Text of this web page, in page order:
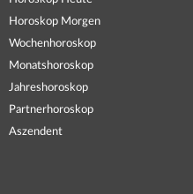
Horoskop Morgen
Wochenhoroskop
Monatshoroskop
Jahreshoroskop
Partnerhoroskop
Aszendent